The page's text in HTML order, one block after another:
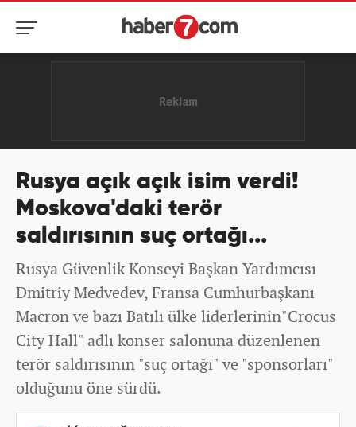
Rusya açık açık isim verdi!
Moskova'daki terör
saldırısının suç ortağı...
Rusya Güvenlik Konseyi Başkan Yardımcısı
Dmitriy Medvedev, Fransa Cumhurbaşkanı
Macron ve bazı Batılı ülke liderlerinin"Crocus
City Hall" adlı konser salonuna düzenlenen
terör saldırısının "suç ortağı" ve "sponsorları"
olduğunu öne sürdü.